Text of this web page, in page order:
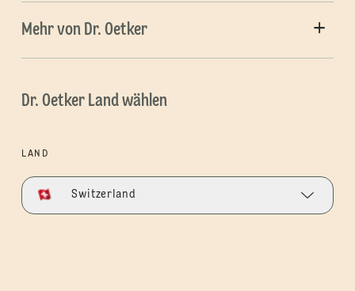
Mehr von Dr. Oetker
Dr. Oetker Land wählen
LAND
Switzerland